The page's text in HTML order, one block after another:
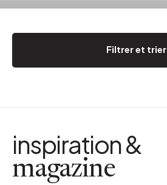
Filtrer et trier
inspiration &
magazine